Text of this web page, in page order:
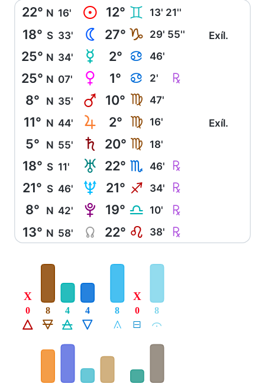
22° N 16' M 12° C 13' 21''
18° S 33' N 27° J 29' 55'' Exíl.
25° N 34' O 2° D 46'
25° N 07' P 1° D 2' Ç
8° N 35' Q 10° F 47'
11° N 44' R 2° F 16' Exíl.
5° N 55' S 20° F 18'
18° S 11' T 22° H 46' Ç
21° S 46' U 21° I 34' Ç
8° N 42' V 19° G 10' Ç
13° N 58' Y 22° E 38' Ç
Á
0
X
Ë
8
Ô
4
Ê
4
Å
8
É
0
X
Ă
8